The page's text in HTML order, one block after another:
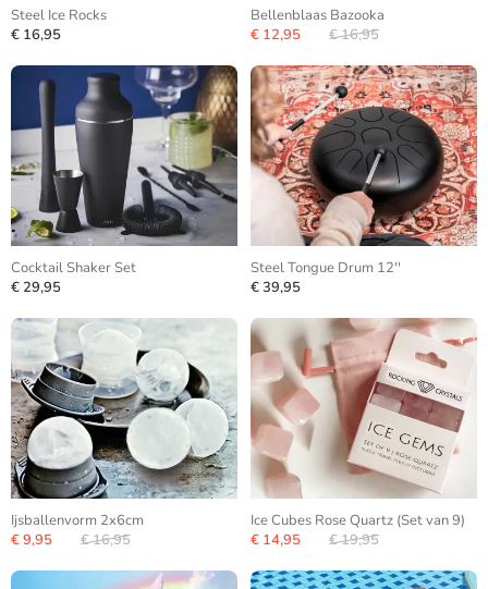
Steel Ice Rocks
€ 16,95
Bellenblaas Bazooka
€ 12,95
€ 16,95
Cocktail Shaker Set
€ 29,95
Steel Tongue Drum 12''
€ 39,95
Ijsballenvorm 2x6cm
€ 9,95
€ 16,95
Ice Cubes Rose Quartz (Set van 9)
€ 14,95
€ 19,95